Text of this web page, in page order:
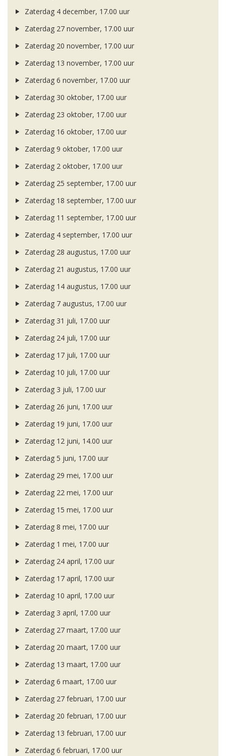
Zaterdag 4 december, 17.00 uur
Zaterdag 27 november, 17.00 uur
Zaterdag 20 november, 17.00 uur
Zaterdag 13 november, 17.00 uur
Zaterdag 6 november, 17.00 uur
Zaterdag 30 oktober, 17.00 uur
Zaterdag 23 oktober, 17.00 uur
Zaterdag 16 oktober, 17.00 uur
Zaterdag 9 oktober, 17.00 uur
Zaterdag 2 oktober, 17.00 uur
Zaterdag 25 september, 17.00 uur
Zaterdag 18 september, 17.00 uur
Zaterdag 11 september, 17.00 uur
Zaterdag 4 september, 17.00 uur
Zaterdag 28 augustus, 17.00 uur
Zaterdag 21 augustus, 17.00 uur
Zaterdag 14 augustus, 17.00 uur
Zaterdag 7 augustus, 17.00 uur
Zaterdag 31 juli, 17.00 uur
Zaterdag 24 juli, 17.00 uur
Zaterdag 17 juli, 17.00 uur
Zaterdag 10 juli, 17.00 uur
Zaterdag 3 juli, 17.00 uur
Zaterdag 26 juni, 17.00 uur
Zaterdag 19 juni, 17.00 uur
Zaterdag 12 juni, 14.00 uur
Zaterdag 5 juni, 17.00 uur
Zaterdag 29 mei, 17.00 uur
Zaterdag 22 mei, 17.00 uur
Zaterdag 15 mei, 17.00 uur
Zaterdag 8 mei, 17.00 uur
Zaterdag 1 mei, 17.00 uur
Zaterdag 24 april, 17.00 uur
Zaterdag 17 april, 17.00 uur
Zaterdag 10 april, 17.00 uur
Zaterdag 3 april, 17.00 uur
Zaterdag 27 maart, 17.00 uur
Zaterdag 20 maart, 17.00 uur
Zaterdag 13 maart, 17.00 uur
Zaterdag 6 maart, 17.00 uur
Zaterdag 27 februari, 17.00 uur
Zaterdag 20 februari, 17.00 uur
Zaterdag 13 februari, 17.00 uur
Zaterdag 6 februari, 17.00 uur